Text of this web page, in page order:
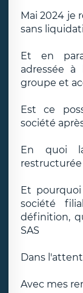
Mai 2024 je
sans
Et en
adressée
groupe et
Est ce
société
En quoi
restructurée
Et
société
définition,
SAS
Dans
Avec mes